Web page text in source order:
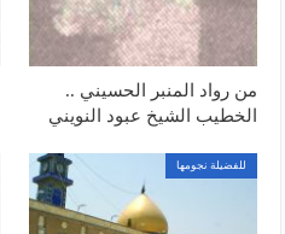
من رواد المنبر الحسيني ..
الخطيب الشيخ عبود النويني
للفضيلة نجومها